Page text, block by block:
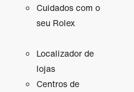
Cuidados com o
seu Rolex
Localizador de
lojas
Centros de